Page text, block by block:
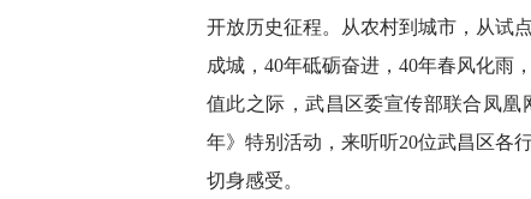
开放历史征程。从农村到城市，从试
成城，40年砥砺奋进，40年春风化雨
值此之际，武昌区委宣传部联合凤凰
年》特别活动，来听听20位武昌区各
切身感受。